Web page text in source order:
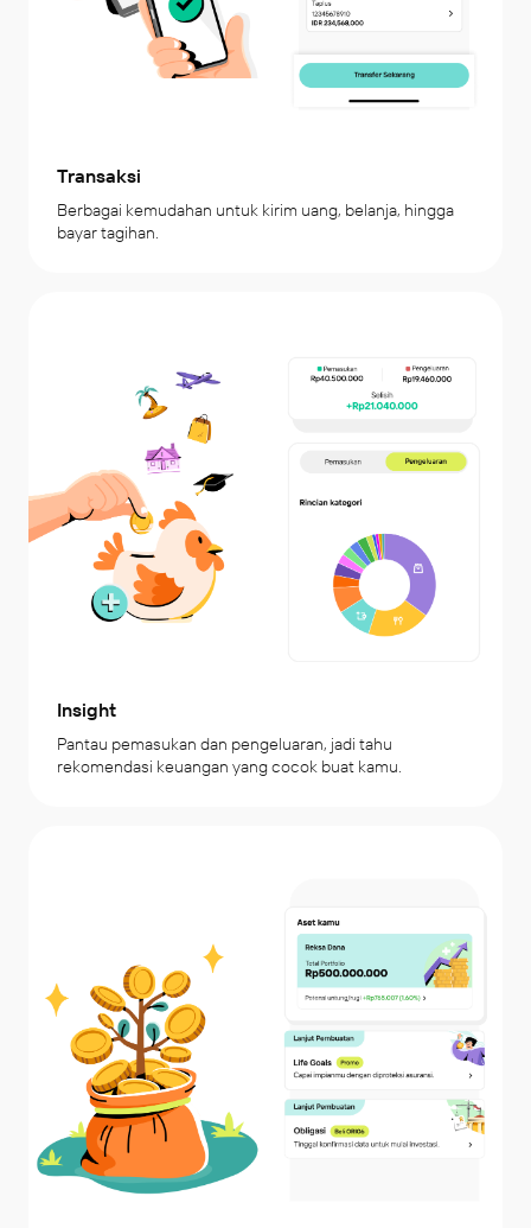
Transaksi
Berbagai kemudahan untuk kirim uang, belanja, hingga
bayar tagihan.
Insight
Pantau pemasukan dan pengeluaran, jadi tahu
rekomendasi keuangan yang cocok buat kamu.